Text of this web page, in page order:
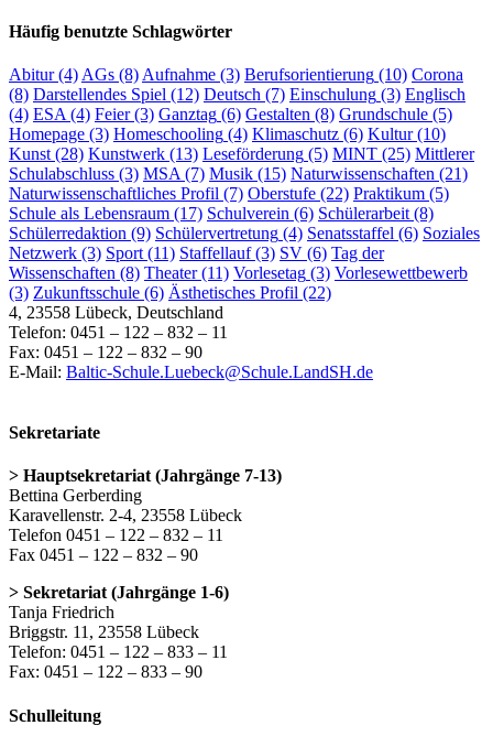
Häufig benutzte Schlagwörter
Abitur(4) AGs (8) Aufnahme (3) Berufsorientierung (10) Corona
(8) Darstellendes Spiel (12) Deutsch (7) Einschulung (3) Englisch
(4) ESA (4) Feier(3) Ganztag (6) Gestalten (8) Grundschule (5)
Homepage (3) Homeschooling (4) Klimaschutz (6) Kultur(10)
Kunst (28) Kunstwerk (13) Leseförderung (5) MINT (25) Mittlerer
Schulabschluss (3) MSA (7) Musik (15) Naturwissenschaften (21)
Naturwissenschaftliches Profil (7) Oberstufe (22) Praktikum (5)
Schule als Lebensraum (17) Schulverein (6) Schülerarbeit (8)
Schülerredaktion (9) Schülervertretung (4) Senatsstaffel (6) Soziales
Netzwerk (3) Sport (11) Staffellauf(3) SV (6) Tag der
Wissenschaften (8) Theater(11) Vorlesetag (3) Vorlesewettbewerb
(3) Zukunftsschule (6) Ästhetisches Profil (22)
4, 23558 Lübeck, Deutschland
Telefon: 0451 – 122 – 832 – 11
Fax: 0451 – 122 – 832 – 90
E-Mail: Baltic-Schule.Luebeck@Schule.LandSH.de
Sekretariate
> Hauptsekretariat (Jahrgänge 7-13)
Bettina Gerberding
Karavellenstr. 2-4, 23558 Lübeck
Telefon 0451 – 122 – 832 – 11
Fax 0451 – 122 – 832 – 90
> Sekretariat (Jahrgänge 1-6)
Tanja Friedrich
Briggstr. 11, 23558 Lübeck
Telefon: 0451 – 122 – 833 – 11
Fax: 0451 – 122 – 833 – 90
Schulleitung